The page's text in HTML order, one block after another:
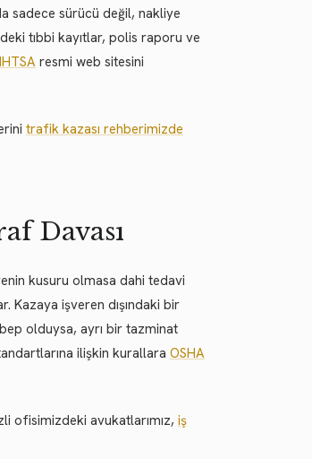
sadece sürücü değil, nakliye
tıbbi kayıtlar, polis raporu ve
resmi web sitesini
trafik kazası rehberimizde
Davası
kusuru olmasa dahi tedavi
Kazaya işveren dışındaki bir
olduysa, ayrı bir tazminat
ilişkin kurallara OSHA
ofisimizdeki avukatlarımız, iş